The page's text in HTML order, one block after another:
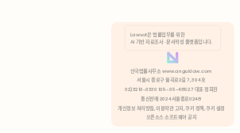
분석 쿠키 허용
Lawvot은 법률업무를 위한
AI 기반 자료조사 · 문서작성 플랫폼입니다.
안국법률사무소 www.anguklaw.com
서울시 종로구 율곡로2길 7, 304호
02)3210-3330 105-05-48527 대표 정희찬
통신판매 2024서울종로0248
개인정보 처리방침, 이용약관 고지, 쿠키 정책, 쿠키 설정
오픈소스 소프트웨어 공지